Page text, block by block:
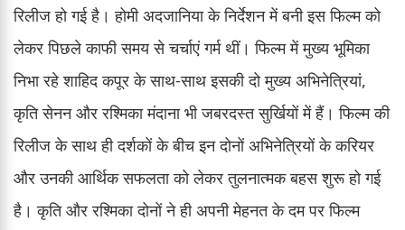
रिलीज हो गई है। होमी अदजानिया के निर्देशन में बनी इस फिल्म को
लेकर पिछले काफी समय से चर्चाएं गर्म थीं। फिल्म में मुख्य भूमिका
निभा रहे शाहिद कपूर के साथ-साथ इसकी दो मुख्य अभिनेत्रियां,
कृति सेनन और रश्मिका मंदाना भी जबरदस्त सुर्खियों में हैं। फिल्म की
रिलीज के साथ ही दर्शकों के बीच इन दोनों अभिनेत्रियों के करियर
और उनकी आर्थिक सफलता को लेकर तुलनात्मक बहस शुरू हो गई
है। कृति और रश्मिका दोनों ने ही अपनी मेहनत के दम पर फिल्म